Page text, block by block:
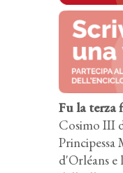
Fu la terza
Cosimo III
d'Orléans